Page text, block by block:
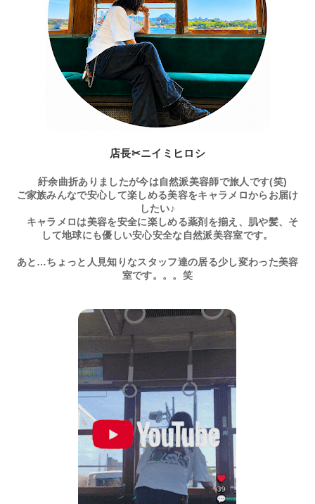
店長✂ニイミヒロシ
紆余曲折ありましたが今は自然派美容師で旅人です(笑)
ご家族みんなで安心して楽しめる美容をキャラメロからお届け
したい♪
キャラメロは美容を安全に楽しめる薬剤を揃え、肌や髪、そ
して地球にも優しい安心安全な自然派美容室です。
あと…ちょっと人見知りなスタッフ達の居る少し変わった美容
室です。。。笑